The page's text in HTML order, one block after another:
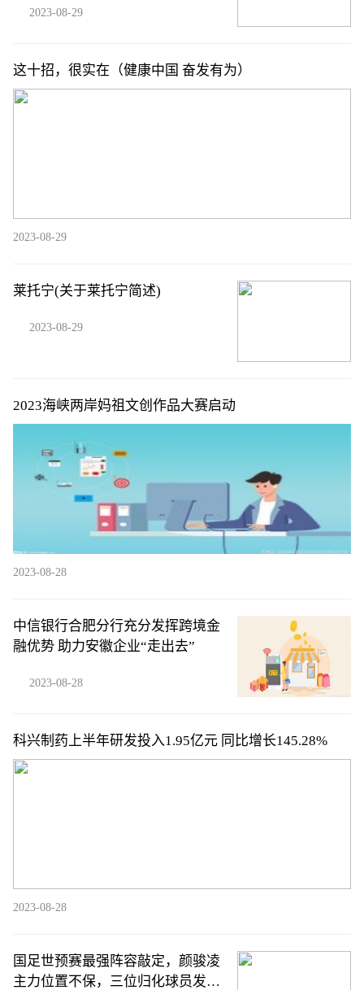
2023-08-29
这十招，很实在（健康中国 奋发有为）
2023-08-29
莱托宁(关于莱托宁简述)
2023-08-29
2023海峡两岸妈祖文创作品大赛启动
2023-08-28
中信银行合肥分行充分发挥跨境金
融优势 助力安徽企业“走出去”
2023-08-28
科兴制药上半年研发投入1.95亿元 同比增长145.28%
2023-08-28
国足世预赛最强阵容敲定，颜骏凌
主力位置不保，三位归化球员发挥